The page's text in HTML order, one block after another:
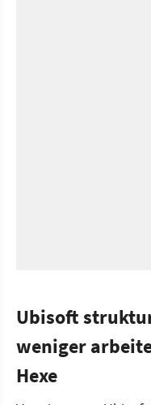
Ubisoft
weniger
Hexe